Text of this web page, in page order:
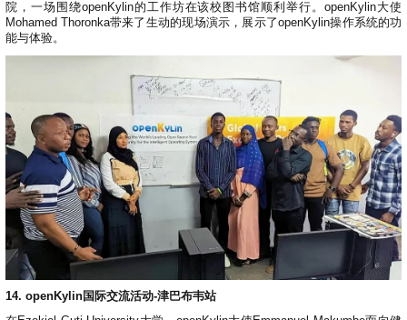
院，一场围绕openKylin的工作坊在该校图书馆顺利举行。openKylin大使
Mohamed Thoronka带来了生动的现场演示，展示了openKylin操作系统的功
能与体验。
14. openKylin国际交流活动-津巴布韦站